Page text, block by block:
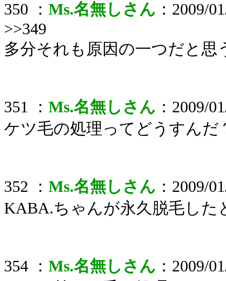
350 ： Ms.名無しさん ：2009/
>>349
多分それも原因の一つだと
351 ： Ms.名無しさん ：2009/
ケツ毛の処理ってどうすんだ
352 ： Ms.名無しさん ：2009/
KABA.ちゃんが永久脱毛し
354 ： Ms.名無しさん ：2009/